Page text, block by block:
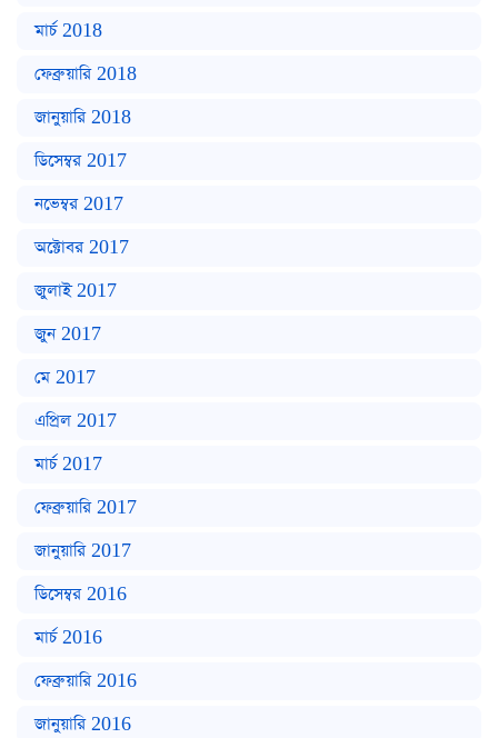
মার্চ 2018
ফেব্রুয়ারি 2018
জানুয়ারি 2018
ডিসেম্বর 2017
নভেম্বর 2017
অক্টোবর 2017
জুলাই 2017
জুন 2017
মে 2017
এপ্রিল 2017
মার্চ 2017
ফেব্রুয়ারি 2017
জানুয়ারি 2017
ডিসেম্বর 2016
মার্চ 2016
ফেব্রুয়ারি 2016
জানুয়ারি 2016